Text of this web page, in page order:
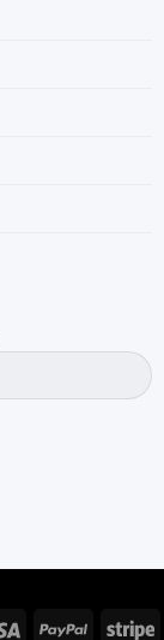
Visa PayPal